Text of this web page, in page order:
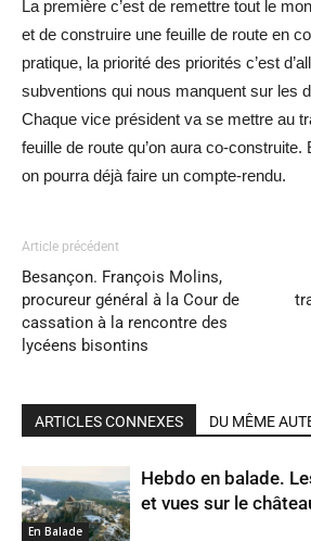
La première c’est de remettre tout le
et de construire une feuille de route en
pratique, la priorité des priorités c’est
subventions qui nous manquent sur les
Chaque vice président va se mettre au
feuille de route qu’on aura co-construite.
on pourra déjà faire un compte-rendu.
Article précédent
Besançon. François Molins,
procureur général à la Cour de
cassation à la rencontre des
lycéens bisontins
ARTICLES CONNEXES DU MÊME
En Balade
Hebdo en balade.
et vues sur le